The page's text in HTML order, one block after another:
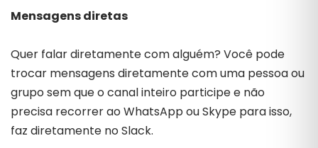
Mensagens diretas
Quer falar diretamente com alguém? Você pode
trocar mensagens diretamente com uma pessoa ou
grupo sem que o canal inteiro participe e não
precisa recorrer ao WhatsApp ou Skype para isso,
faz diretamente no Slack.